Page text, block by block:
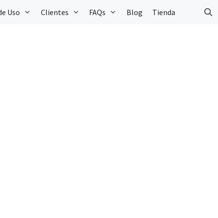
Uso Clientes FAQs Blog Tienda